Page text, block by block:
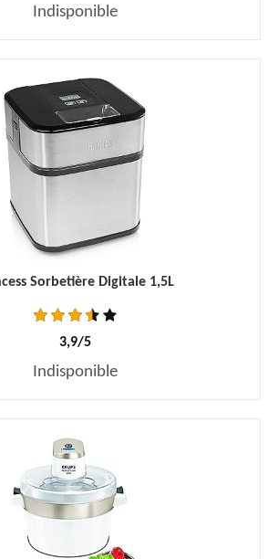
Indisponible
Sorbetière Digitale 1,5L
3,9/5
Indisponible